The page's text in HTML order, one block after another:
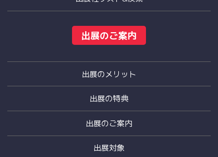
出展のご案内
出展のメリット
出展の特典
出展のご案内
出展対象